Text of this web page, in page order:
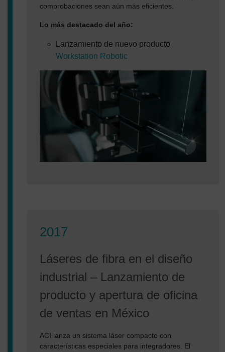
comprobaciones sean aún más eficientes.
Lo más destacado del año:
Lanzamiento de nuevo producto
Workstation Robotic
2017
Láseres de fibra en el diseño
industrial – Lanzamiento de
producto y apertura de oficina
de ventas en México
ACI lanza un sistema láser compacto con
características especiales para integradores. El